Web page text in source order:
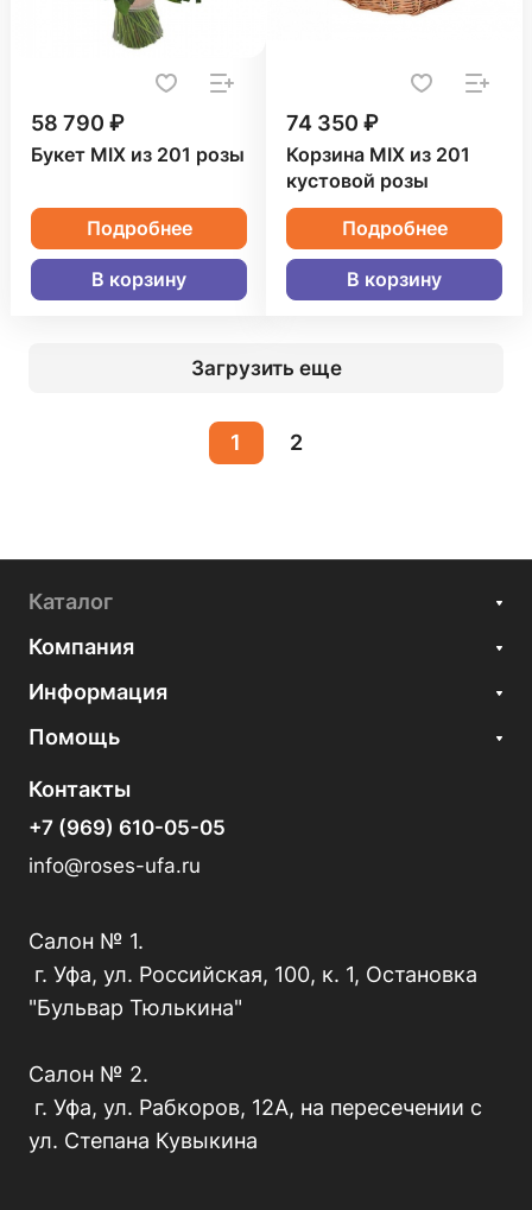
58 790 ₽
Букет MIX из 201 розы
Подробнее
В корзину
74 350 ₽
Корзина MIX из 201
кустовой розы
Подробнее
В корзину
Загрузить еще
1 2
Каталог
Компания
Информация
Помощь
Контакты
+7 (969) 610-05-05
info@roses-ufa.ru
Салон № 1.
г. Уфа, ул. Российская, 100, к. 1, Остановка
"Бульвар Тюлькина"
Салон № 2.
г. Уфа, ул. Рабкоров, 12А, на пересечении с
ул. Степана Кувыкина